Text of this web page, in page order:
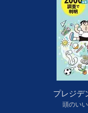
プレジデ
頭のい